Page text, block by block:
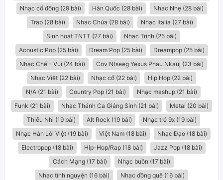
Nhạc cổ động (29 bài)
Hàn Quốc (28 bài)
Nhac Nhẹ (28 bài)
Trap (28 bài)
Nhạc Chúa (28 bài)
Nhạc Italia (27 bài)
Sinh hoạt TNTT (27 bài)
Nhạc Trịnh (25 bài)
Acoustic Pop (25 bài)
Dream Pop (25 bài)
Dreampop (25 bài)
Nhạc Chế - Vui (24 bài)
Cov Ntseeg Yexus Phau Nkauj (23 bài)
Nhạc Việt (22 bài)
Nhạc cổ (22 bài)
Hip Hop (22 bài)
N/A (21 bài)
Country Pop (21 bài)
Nhạc mashup (21 bài)
Funk (21 bài)
Nhạc Thánh Ca Giáng Sinh (21 bài)
Metal (20 bài)
Thiếu Nhi (19 bài)
Alt Rock (19 bài)
Nhạc trẻ 9x (19 bài)
Nhạc Hàn Lời Việt (19 bài)
Việt Nam (18 bài)
Nhạc Đạo (18 bài)
Electropop (18 bài)
Hip-Hop/Rap (18 bài)
Jazz Pop (18 bài)
Cách Mạng (17 bài)
Nhạc buồn (17 bài)
Nhạc tình nguyện (16 bài)
Nhạc đồng quê (16 bài)